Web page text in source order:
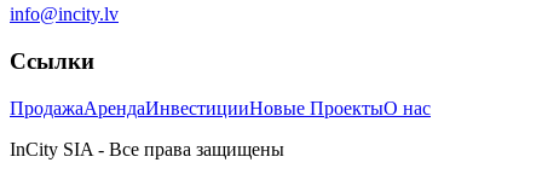
info@incity.lv
Ссылки
ПродажаАрендаИнвестицииНовые ПроектыО нас
InCity SIA - Все права защищены